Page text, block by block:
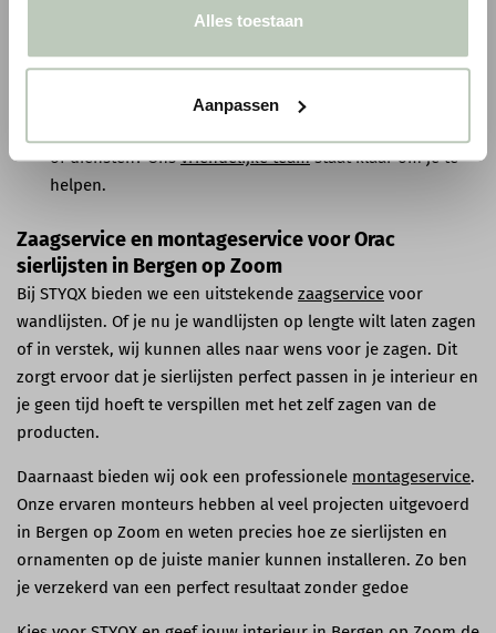
Alles toestaan
Aanpassen
verschillende betaalmethoden.
Gratis verzending: Bij bestellingen boven € 75,00 bieden
of diensten? Onsvriendelijke teamstaat klaar om je te
helpen.
Zaagservice en montageservice voor Orac
sierlijsten in Bergen op Zoom
Bij STYQX bieden we een uitstekende zaagservice voor
wandlijsten. Of je nu je wandlijsten op lengte wilt laten zagen
of in verstek, wij kunnen alles naar wens voor je zagen. Dit
zorgt ervoor dat je sierlijsten perfect passen in je interieur en
je geen tijd hoeft te verspillen met het zelf zagen van de
producten.
Daarnaast bieden wij ook een professionele montageservice.
Onze ervaren monteurs hebben al veel projecten uitgevoerd
in Bergen op Zoom en weten precies hoe ze sierlijsten en
ornamenten op de juiste manier kunnen installeren. Zo ben
je verzekerd van een perfect resultaat zonder gedoe